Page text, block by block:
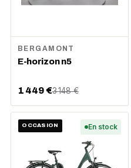
BERGAMONT
E-horizon n5
1 449 €3 148 €
OCCASION En stock